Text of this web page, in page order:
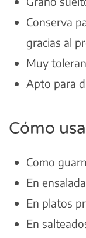
Conserva
gracias al
Muy
Apto para
Cómo
Como
En
En platos
En